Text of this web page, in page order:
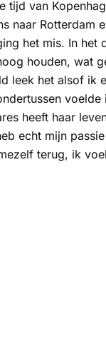
tijd van
naar Rotterdam
het mis. In het
houden, wat
leek het alsof ik
voelde
heeft haar
echt mijn
terug, ik